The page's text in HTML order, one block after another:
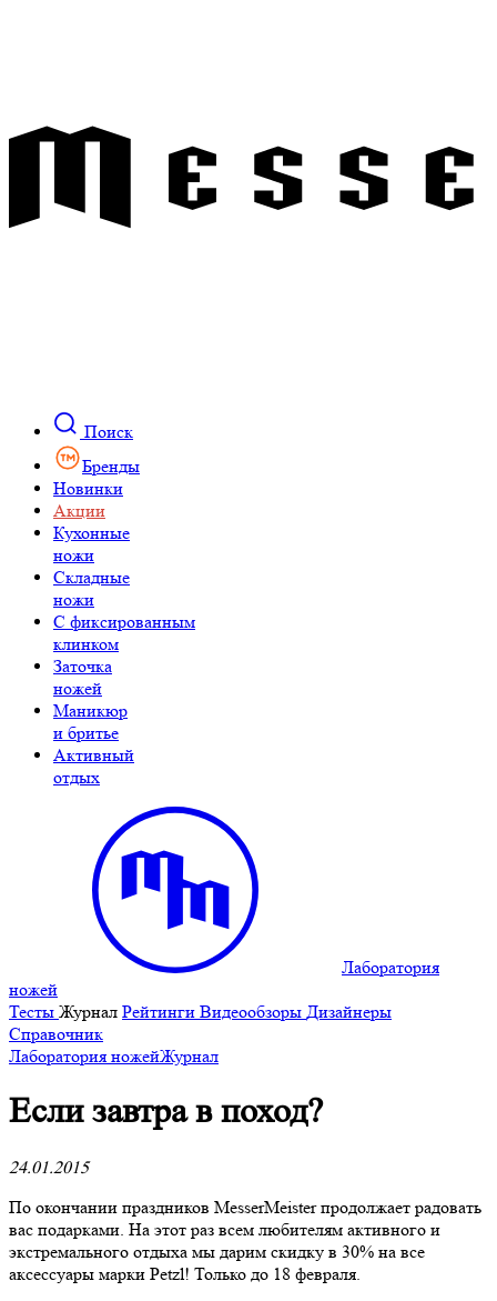
Поиск
Бренды
Новинки
Акции
Кухонные
ножи
Складные
ножи
C фиксированным
клинком
Заточка
ножей
Маникюр
и бритье
Активный
отдых
Лаборатория
ножей
Тесты Журнал Рейтинги Видеообзоры Дизайнеры
Справочник
Лаборатория ножейЖурнал
​Если завтра в поход?
24.01.2015
По окончании праздников MesserMeister продолжает радовать
вас подарками. На этот раз всем любителям активного и
экстремального отдыха мы дарим скидку в 30% на все
аксессуары марки Petzl! Только до 18 февраля.